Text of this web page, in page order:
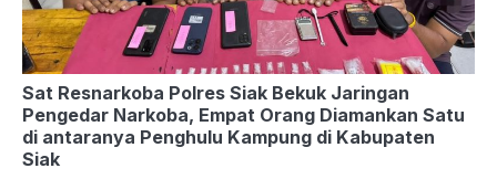
Sat Resnarkoba Polres Siak Bekuk Jaringan
Pengedar Narkoba, Empat Orang Diamankan Satu
di antaranya Penghulu Kampung di Kabupaten
Siak